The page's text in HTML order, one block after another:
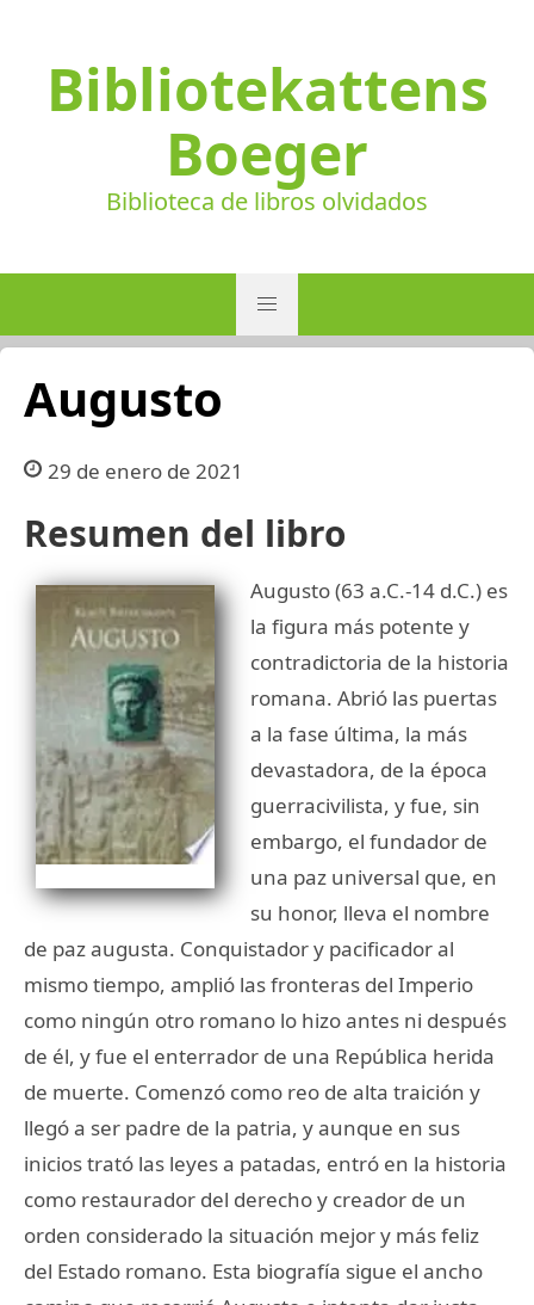
Bibliotekattens
Boeger
Biblioteca de libros olvidados
Augusto
29 de enero de 2021
Resumen del libro
Augusto (63 a.C.-14 d.C.) es
la figura más potente y
contradictoria de la historia
romana. Abrió las puertas
a la fase última, la más
devastadora, de la época
guerracivilista, y fue, sin
embargo, el fundador de
una paz universal que, en
su honor, lleva el nombre
de paz augusta. Conquistador y pacificador al
mismo tiempo, amplió las fronteras del Imperio
como ningún otro romano lo hizo antes ni después
de él, y fue el enterrador de una República herida
de muerte. Comenzó como reo de alta traición y
llegó a ser padre de la patria, y aunque en sus
inicios trató las leyes a patadas, entró en la historia
como restaurador del derecho y creador de un
orden considerado la situación mejor y más feliz
del Estado romano. Esta biografía sigue el ancho